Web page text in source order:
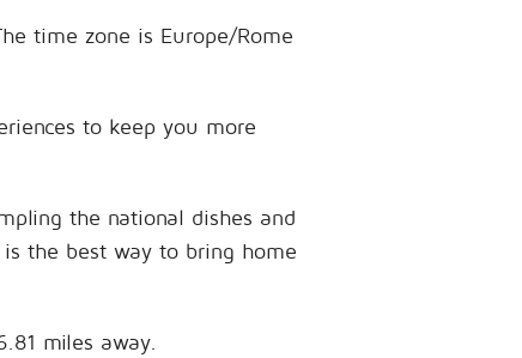
time zone is Europe/Rome
to keep you more
the national dishes and
the best way to bring home
miles away.